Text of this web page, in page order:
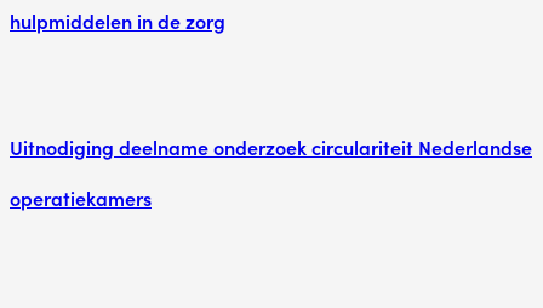
hulpmiddelen in de zorg
Uitnodiging deelname onderzoek circulariteit Nederlandse
operatiekamers